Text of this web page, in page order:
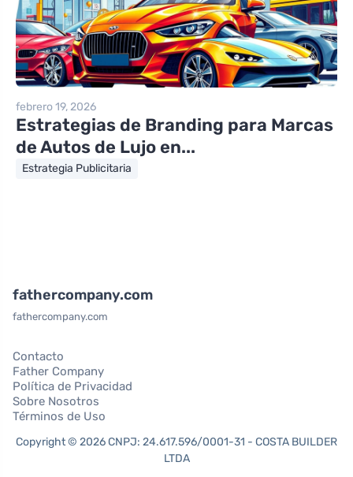
febrero 19, 2026
Estrategias de Branding para Marcas
de Autos de Lujo en...
Estrategia Publicitaria
fathercompany.com
fathercompany.com
Contacto
Father Company
Política de Privacidad
Sobre Nosotros
Términos de Uso
Copyright © 2026 CNPJ: 24.617.596/0001-31 - COSTA BUILDER
LTDA